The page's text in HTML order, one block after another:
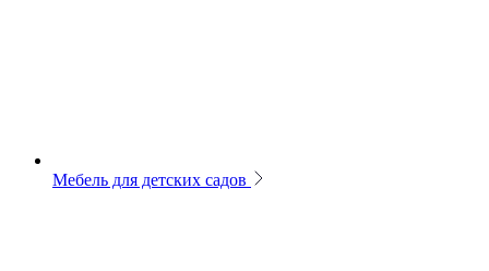
Мебель для детских садов